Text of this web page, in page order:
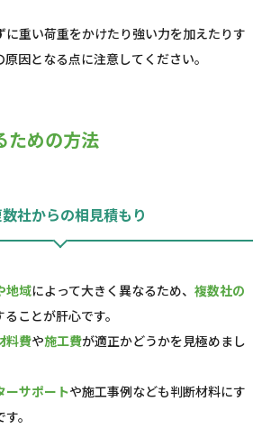
重い荷重をかけたり強い力を加えたりす
因となる点に注意してください。
ための方法
社からの相見積もり
地域によって大きく異なるため、 複数社の
ことが肝心です。
料費や施工費が適正かどうかを見極めまし
ーサポートや施工事例なども判断材料にす
。